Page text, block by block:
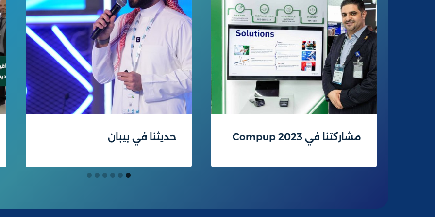
مشاركتنا في Compup 2023 حديثنا في بيبان